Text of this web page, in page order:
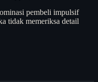
pembeli impulsif
tidak memeriksa detail